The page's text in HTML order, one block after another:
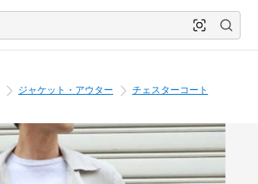
ジャケット・アウター チェスターコート